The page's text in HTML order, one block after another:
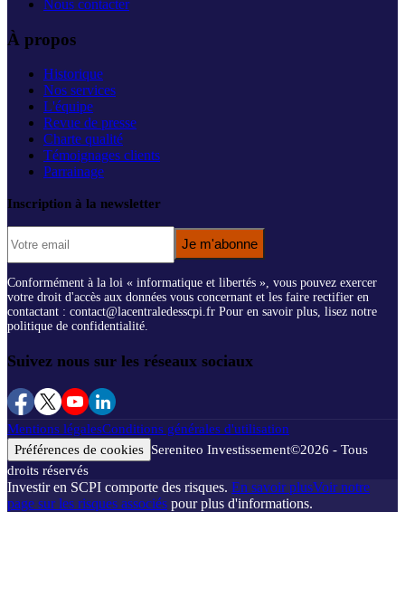
Nous contacter
À propos
Historique
Nos services
L'équipe
Revue de presse
Charte qualité
Témoignages clients
Parrainage
Inscription à la newsletter
Je m'abonne
Conformément à la loi « informatique et libertés », vous pouvez exercer
votre droit d'accès aux données vous concernant et les faire rectifier en
contactant : contact@lacentraledesscpi.fr Pour en savoir plus, lisez notre
politique de confidentialité.
Suivez nous sur les réseaux sociaux
Mentions légalesConditions générales d'utilisation
Préférences de cookies Sereniteo Investissement©2026 - Tous
droits réservés
Investir en SCPI comporte des risques. En savoir plusVoir notre
page sur les risques associés pour plus d'informations.